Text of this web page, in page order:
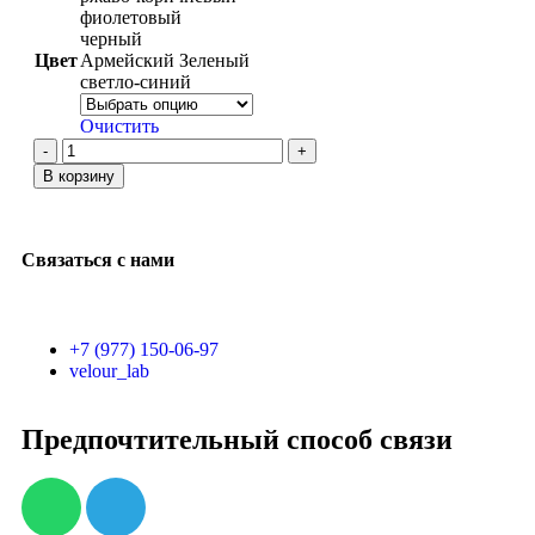
Цвет
фиолетовый
черный
Армейский Зеленый
светло-синий
Очистить
В корзину
Связаться с нами
+7 (977) 150-06-97
velour_lab
Предпочтительный способ связи